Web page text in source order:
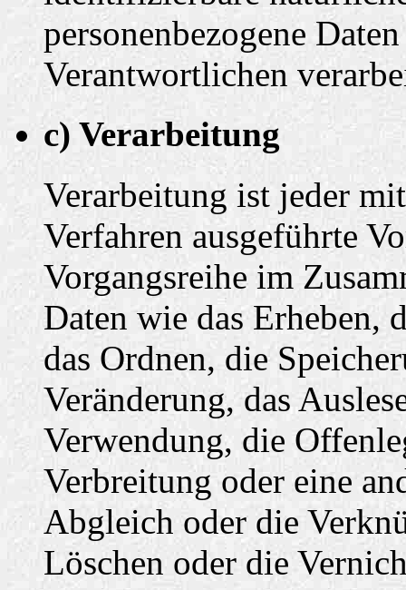
personenbezogene
Verantwortlichen
c) Verarbeitung
Verarbeitung ist jeder
Verfahren ausgeführte
Vorgangsreihe im
Daten wie das Erheben,
das Ordnen, die
Veränderung, das
Verwendung, die
Verbreitung oder eine
Abgleich oder die
Löschen oder die